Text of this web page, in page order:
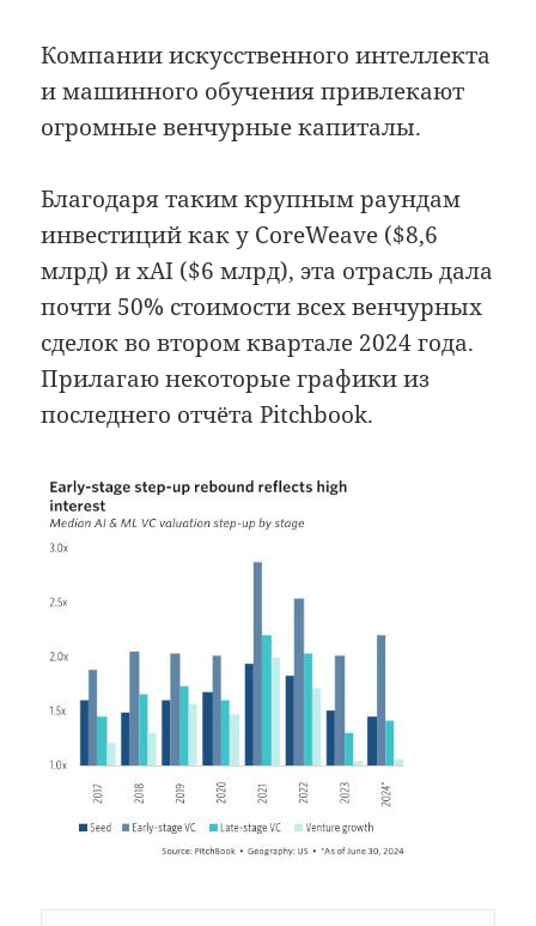
Компании искусственного интеллекта
и машинного обучения привлекают
огромные венчурные капиталы.
Благодаря таким крупным раундам
инвестиций как у CoreWeave ($8,6
млрд) и xAI ($6 млрд), эта отрасль дала
почти 50% стоимости всех венчурных
сделок во втором квартале 2024 года.
Прилагаю некоторые графики из
последнего отчёта Pitchbook.